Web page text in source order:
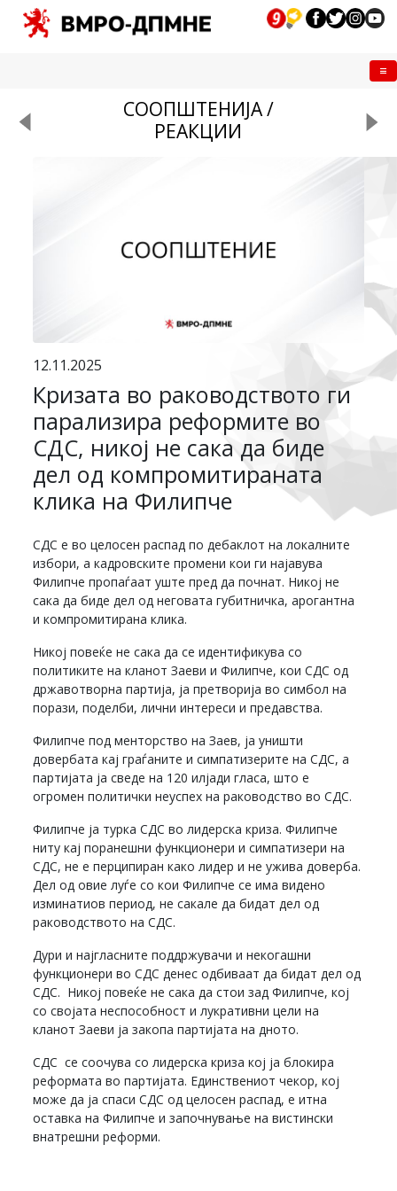
СООПШТЕНИЈА /
РЕАКЦИИ
12.11.2025
Кризата во раководството ги
парализира реформите во
СДС, никој не сака да биде
дел од компромитираната
клика на Филипче
СДС е во целосен распад по дебаклот на локалните
избори, а кадровските промени кои ги најавува
Филипче пропаѓаат уште пред да почнат. Никој не
сака да биде дел од неговата губитничка, арогантна
и компромитирана клика.
Никој повеќе не сака да се идентификува со
политиките на кланот Заеви и Филипче, кои СДС од
државотворна партија, ја претворија во симбол на
порази, поделби, лични интереси и предавства.
Филипче под менторство на Заев, ја уништи
довербата кај граѓаните и симпатизерите на СДС, а
партијата ја сведе на 120 илјади гласа, што е
огромен политички неуспех на раководство во СДС.
Филипче ја турка СДС во лидерска криза. Филипче
ниту кај поранешни функционери и симпатизери на
СДС, не е перципиран како лидер и не ужива доверба.
Дел од овие луѓе со кои Филипче се има видено
изминатиов период, не сакале да бидат дел од
раководството на СДС.
Дури и најгласните поддржувачи и некогашни
функционери во СДС денес одбиваат да бидат дел од
СДС. Никој повеќе не сака да стои зад Филипче, кој
со својата неспособност и лукративни цели на
кланот Заеви ја закопа партијата на дното.
СДС се соочува со лидерска криза кој ја блокира
реформата во партијата. Единствениот чекор, кој
може да ја спаси СДС од целосен распад, е итна
оставка на Филипче и започнување на вистински
внатрешни реформи.